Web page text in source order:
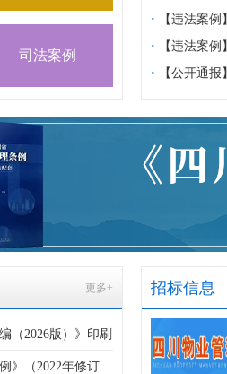
司法案例
元市旭日物
服务企业的
·
【违法案
法典型案例
·
【违法案
法典型案例
·
【公开通
更多+
（2026版）》印刷
》（2022年修订
招标信息